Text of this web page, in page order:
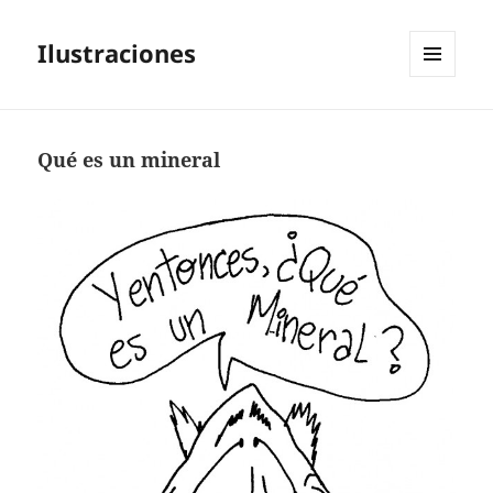
Ilustraciones
Qué es un mineral